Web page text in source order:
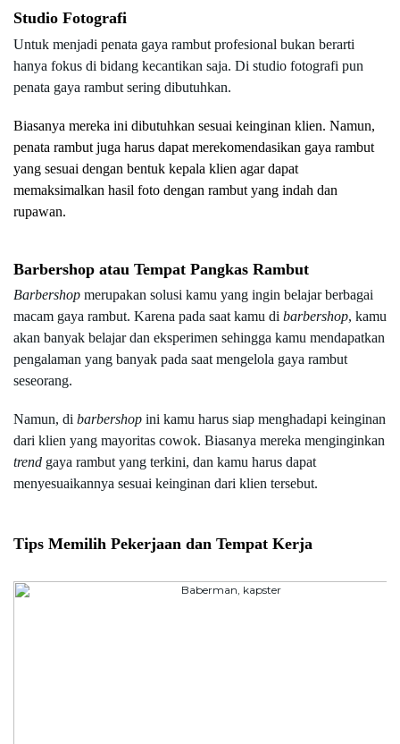
Studio Fotografi
Untuk menjadi penata gaya rambut profesional bukan berarti
hanya fokus di bidang kecantikan saja. Di studio fotografi pun
penata gaya rambut sering dibutuhkan.
Biasanya mereka ini dibutuhkan sesuai keinginan klien. Namun,
penata rambut juga harus dapat merekomendasikan gaya rambut
yang sesuai dengan bentuk kepala klien agar dapat
memaksimalkan hasil foto dengan rambut yang indah dan
rupawan.
Barbershop atau Tempat Pangkas Rambut
Barbershop merupakan solusi kamu yang ingin belajar berbagai
macam gaya rambut. Karena pada saat kamu di barbershop, kamu
akan banyak belajar dan eksperimen sehingga kamu mendapatkan
pengalaman yang banyak pada saat mengelola gaya rambut
seseorang.
Namun, di barbershop ini kamu harus siap menghadapi keinginan
trend gaya rambut yang terkini, dan kamu harus dapat
menyesuaikannya sesuai keinginan dari klien tersebut.
Tips Memilih Pekerjaan dan Tempat Kerja